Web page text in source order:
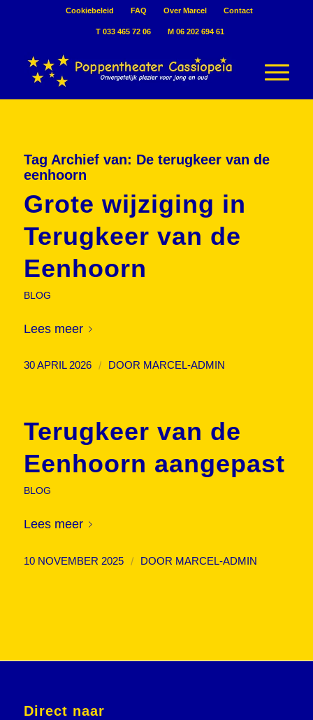
Cookiebeleid FAQ Over Marcel Contact
T 033 465 72 06 M 06 202 694 61
Tag Archief van: De terugkeer van de
eenhoorn
Grote wijziging in
Terugkeer van de
Eenhoorn
BLOG
Lees meer
30 APRIL 2026 / DOOR MARCEL-ADMIN
Terugkeer van de
Eenhoorn aangepast
BLOG
Lees meer
10 NOVEMBER 2025 / DOOR MARCEL-ADMIN
Direct naar